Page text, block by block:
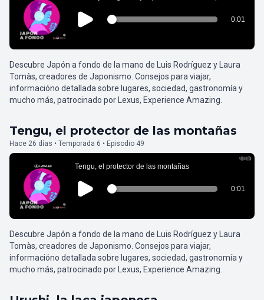
Descubre Japón a fondo de la mano de Luis Rodríguez y Laura
Tomàs, creadores de Japonismo. Consejos para viajar,
informacióno detallada sobre lugares, sociedad, gastronomía y
mucho más, patrocinado por Lexus, Experience Amazing.
Tengu, el protector de las montañas
Hace 26 días • Temporada 6 • Episodio 49
Descubre Japón a fondo de la mano de Luis Rodríguez y Laura
Tomàs, creadores de Japonismo. Consejos para viajar,
informacióno detallada sobre lugares, sociedad, gastronomía y
mucho más, patrocinado por Lexus, Experience Amazing.